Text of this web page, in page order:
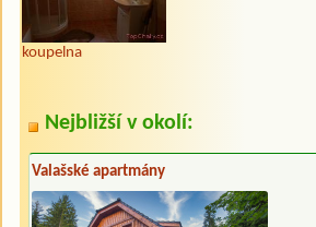
koupelna
Nejbližší v okolí:
Valašské apartmány